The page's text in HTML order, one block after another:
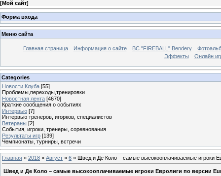
[Мой сайт]
Форма входа
Меню сайта
Главная страница Информация о сайте BC "FIREBALL" Bendery
Эффекты
Онлайн
Categories
Новости Клуба [55]
Проблемы,переходы,тренировки
Новостная лента [4670]
Краткие сообщения о событиях
Интервью [7]
Интервью тренеров, игорков, специалистов
Ветераны [2]
События, игроки, тренеры, соревнования
Результаты игр [139]
Чемпионаты, турниры, встречи
Главная » 2018 » Август » 6 » Швед и Де Коло – самые высокооплачиваемые игроки
Швед и Де Коло – самые высокооплачиваемые игроки Евролиги по версии